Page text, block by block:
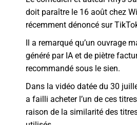
doit paraître le 16 août chez
récemment dénoncé sur
Il a remarqué qu’un ouvrage
généré par IA et de piètre
recommandé sous le sien.
Dans la vidéo datée du 30
a failli acheter l’un de ces
raison de la similarité des